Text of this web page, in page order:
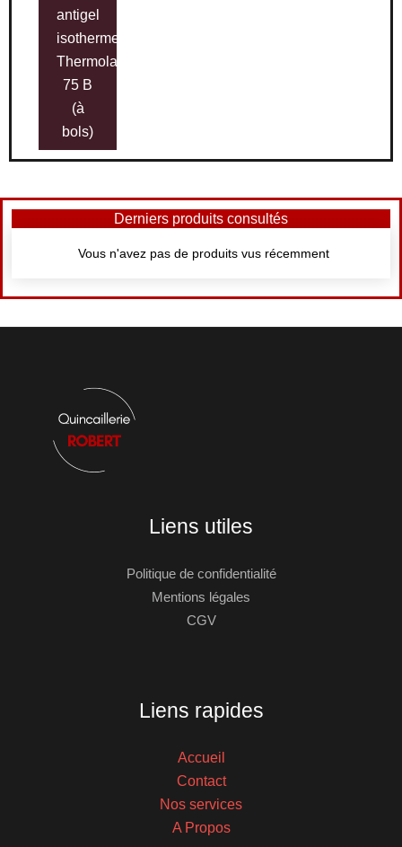
antigel
isotherme
Thermolac
75 B
(à
bols)
Derniers produits consultés
Vous n'avez pas de produits vus récemment
Liens utiles
Politique de confidentialité
Mentions légales
CGV
Liens rapides
Accueil
Contact
Nos services
A Propos